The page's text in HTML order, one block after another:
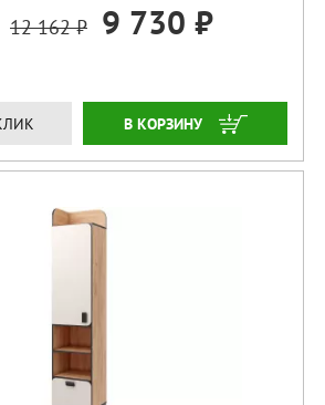
12 162 ₽ 9 730 ₽
ЗАКАЗАТЬ